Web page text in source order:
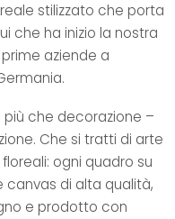
stilizzato che porta
che ha inizio la nostra
aziende a
che decorazione –
Che si tratti di arte
ogni quadro su
canvas di alta qualità,
e prodotto con